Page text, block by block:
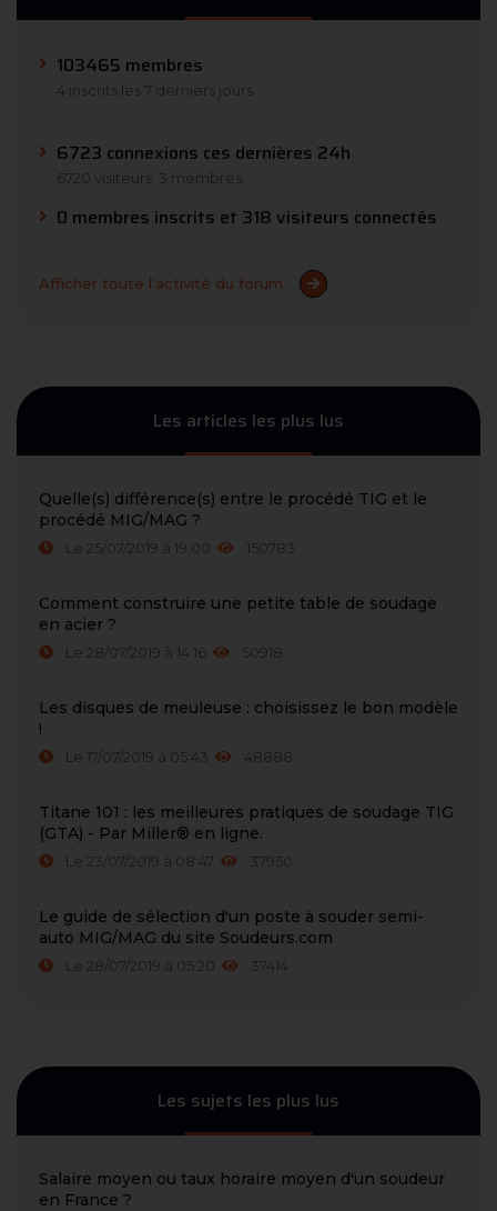
103465 membres
4 inscrits les 7 derniers jours
6723 connexions ces dernières 24h
6720 visiteurs 3 membres
0 membres inscrits et 318 visiteurs connectés
Afficher toute l'activité du forum
Les articles les plus lus
Quelle(s) différence(s) entre le procédé TIG et le
procédé MIG/MAG ?
Le 25/07/2019 à 19:00 150783
Comment construire une petite table de soudage
en acier ?
Le 28/07/2019 à 14:16 50918
Les disques de meuleuse : choisissez le bon modèle
!
Le 17/07/2019 à 05:43 48888
Titane 101 : les meilleures pratiques de soudage TIG
(GTA) - Par Miller® en ligne.
Le 23/07/2019 à 08:47 37950
Le guide de sélection d'un poste à souder semi-
auto MIG/MAG du site Soudeurs.com
Le 28/07/2019 à 05:20 37414
Les sujets les plus lus
Salaire moyen ou taux horaire moyen d'un soudeur
en France ?